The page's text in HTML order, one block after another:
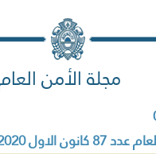
مجلة الأمن
الاول 2020